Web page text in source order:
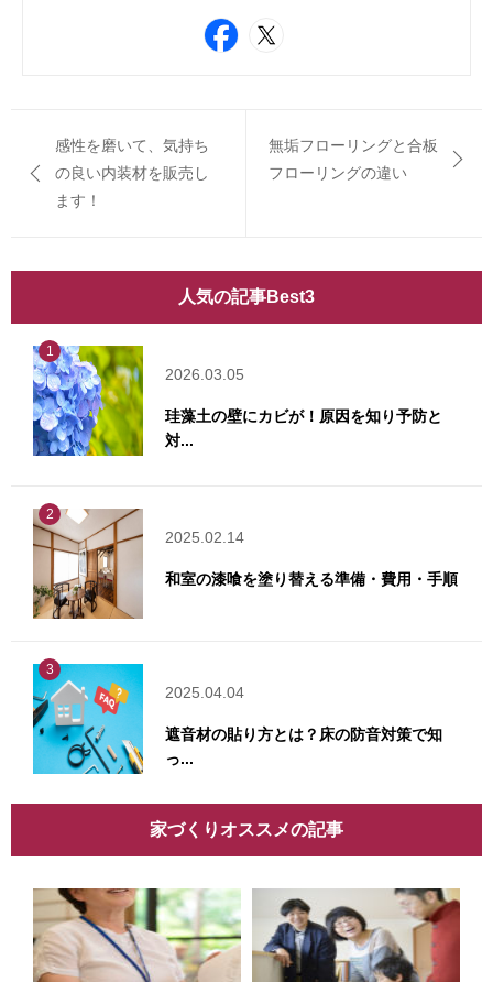
感性を磨いて、気持ち
の良い内装材を販売し
ます！
無垢フローリングと合板
フローリングの違い
人気の記事Best3
1
2026.03.05
珪藻土の壁にカビが！原因を知り予防と
対...
2
2025.02.14
和室の漆喰を塗り替える準備・費用・手順
3
2025.04.04
遮音材の貼り方とは？床の防音対策で知
っ...
家づくりオススメの記事